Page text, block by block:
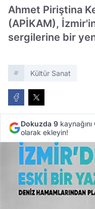
Ahmet Piriştina
(APİKAM),
sergilerine bir
Kültür Sanat
Dokuzda 9
olarak ekleyin!